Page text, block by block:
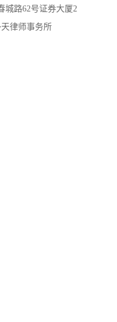
城路62号证券大厦2
律师事务所